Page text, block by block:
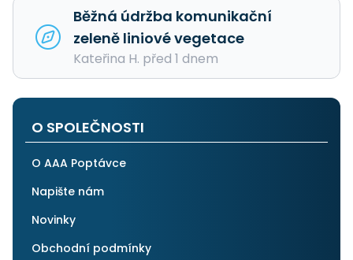
Běžná údržba komunikační
zeleně liniové vegetace
Kateřina H. před 1 dnem
O SPOLEČNOSTI
O AAA Poptávce
Napište nám
Novinky
Obchodní podmínky